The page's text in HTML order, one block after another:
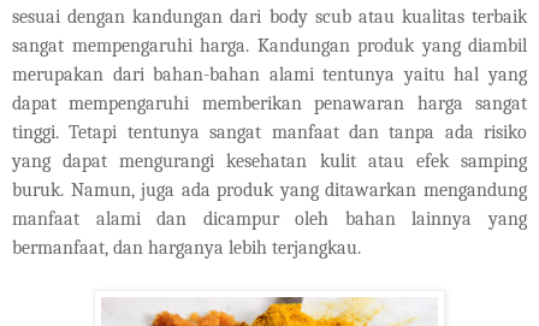
sesuai dengan kandungan dari body scub atau kualitas terbaik
sangat mempengaruhi harga. Kandungan produk yang diambil
merupakan dari bahan-bahan alami tentunya yaitu hal yang
dapat mempengaruhi memberikan penawaran harga sangat
tinggi. Tetapi tentunya sangat manfaat dan tanpa ada risiko
yang dapat mengurangi kesehatan kulit atau efek samping
buruk. Namun, juga ada produk yang ditawarkan mengandung
manfaat alami dan dicampur oleh bahan lainnya yang
bermanfaat, dan harganya lebih terjangkau.